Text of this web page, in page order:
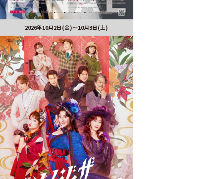
2026年10月2日(金)～10月3日(土)